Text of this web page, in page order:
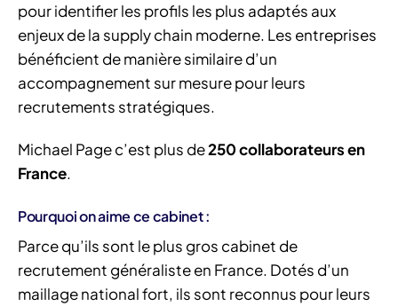
pour identifier les profils les plus adaptés aux
enjeux de la supply chain moderne. Les entreprises
bénéficient de manière similaire d’un
accompagnement sur mesure pour leurs
recrutements stratégiques.
Michael Page c’est plus de250 collaborateurs en
France.
Pourquoi on aime ce cabinet :
Parce qu’ils sont le plus gros cabinet de
recrutement généraliste en France. Dotés d’un
maillage national fort, ils sont reconnus pour leurs